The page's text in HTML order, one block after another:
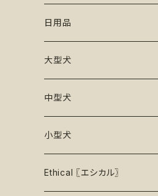
初級【★☆☆☆☆】やさしい
初級＋【★★☆☆☆】ふつう
香り付き
35%OFF
40%OFF
フードボウル
再入荷なし！
丈夫なおもちゃ
ぬいぐるみ
ボール
噛むおもちゃ
ロープトイ【紐】
リード
エチケット
ロンパース
T -シャツ
パーカー
タンクトップ
セーター
フードボウル
早食い防止
おやつ入れ可能
知育【エンリッチメント】
リックマット
日用品
Toothbrushes【歯ブラシ】
Poop Pickup【うんち処理】
Brushes【ブラシ】
大型犬
おもちゃ
お洋服
首輪
中型犬
おもちゃ
お洋服
小型犬
おもちゃ
Ethical 〖エシカル〗